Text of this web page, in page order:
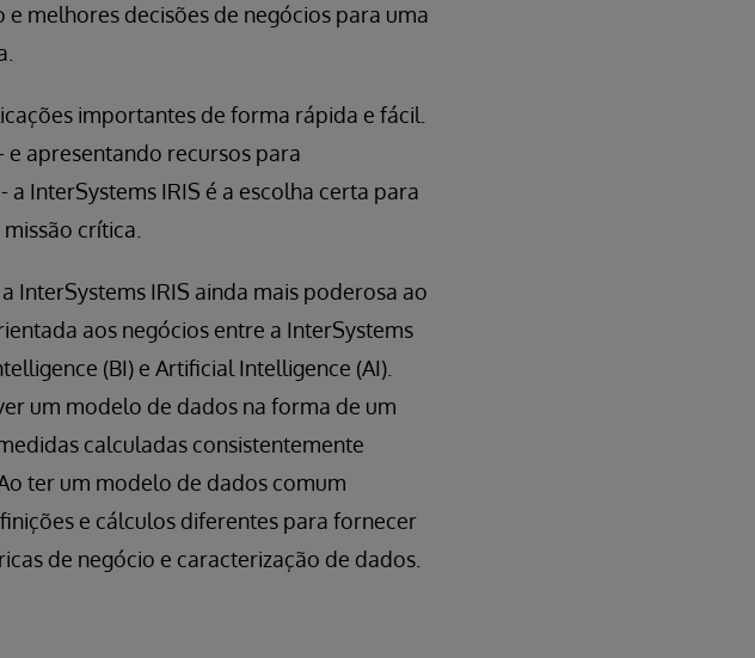
melhores decisões de negócios para uma
importantes de forma rápida e fácil.
apresentando recursos para
InterSystems IRIS é a escolha certa para
crítica.
InterSystems IRIS ainda mais poderosa ao
aos negócios entre a InterSystems
(BI) e Artificial Intelligence (AI).
um modelo de dados na forma de um
calculadas consistentemente
ter um modelo de dados comum
e cálculos diferentes para fornecer
de negócio e caracterização de dados.